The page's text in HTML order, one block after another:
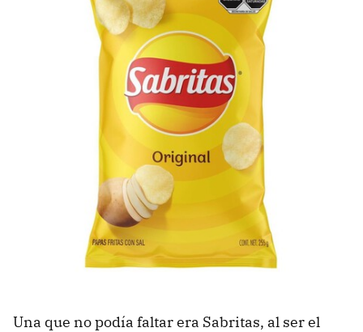
Una que no podía faltar era Sabritas, al ser el